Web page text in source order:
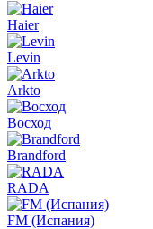
Haier
Levin
Arkto
Восход
Brandford
RADA
FM (Испания)